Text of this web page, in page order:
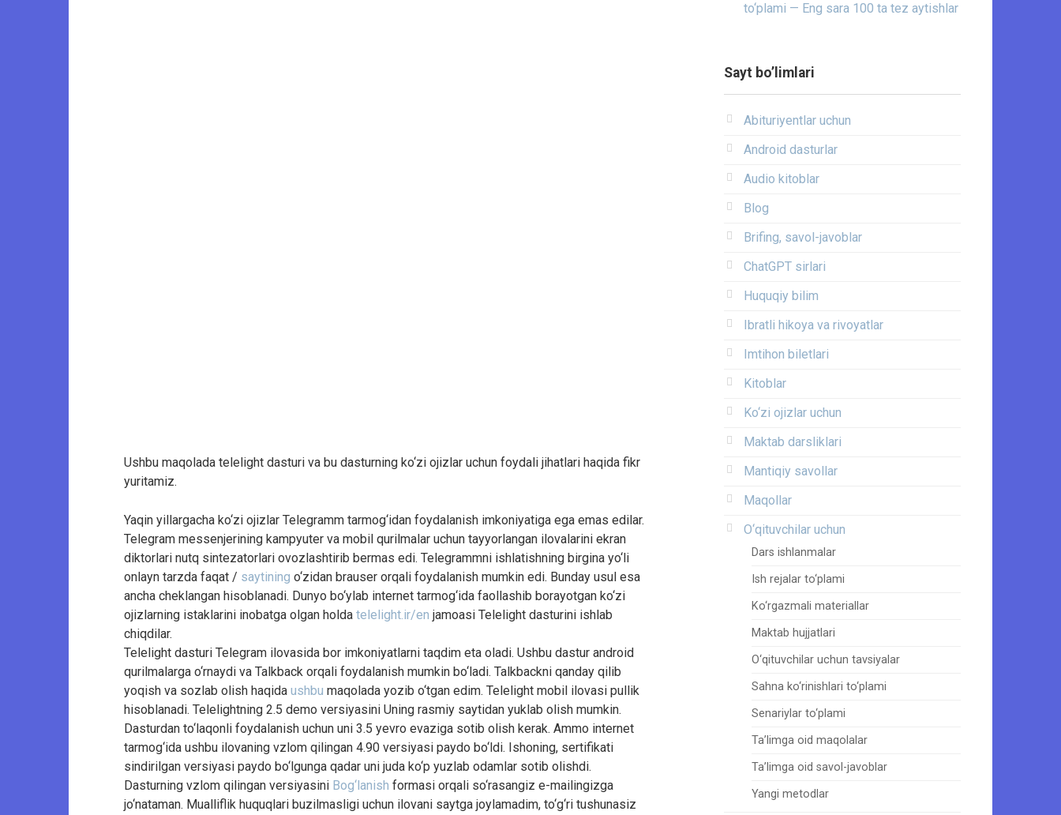
Ushbu maqolada telelight dasturi va bu dasturning ko‘zi ojizlar uchun foydali jihatlari haqida fikr
yuritamiz.
Yaqin yillargacha ko‘zi ojizlar Telegramm tarmog‘idan foydalanish imkoniyatiga ega emas edilar.
Telegram messenjerining kampyuter va mobil qurilmalar uchun tayyorlangan ilovalarini ekran
diktorlari nutq sintezatorlari ovozlashtirib bermas edi. Telegrammni ishlatishning birgina yo‘li
onlayn tarzda faqat / saytining o‘zidan brauser orqali foydalanish mumkin edi. Bunday usul esa
ancha cheklangan hisoblanadi. Dunyo bo‘ylab internet tarmog‘ida faollashib borayotgan ko‘zi
ojizlarning istaklarini inobatga olgan holda telelight.ir/en jamoasi Telelight dasturini ishlab
chiqdilar.
Telelight dasturi Telegram ilovasida bor imkoniyatlarni taqdim eta oladi. Ushbu dastur android
qurilmalarga o‘rnaydi va Talkback orqali foydalanish mumkin bo‘ladi. Talkbackni qanday qilib
yoqish va sozlab olish haqida ushbu maqolada yozib o‘tgan edim. Telelight mobil ilovasi pullik
hisoblanadi. Telelightning 2.5 demo versiyasini Uning rasmiy saytidan yuklab olish mumkin.
Dasturdan to‘laqonli foydalanish uchun uni 3.5 yevro evaziga sotib olish kerak. Ammo internet
tarmog‘ida ushbu ilovaning vzlom qilingan 4.90 versiyasi paydo bo‘ldi. Ishoning, sertifikati
sindirilgan versiyasi paydo bo‘lgunga qadar uni juda ko‘p yuzlab odamlar sotib olishdi.
Dasturning vzlom qilingan versiyasini Bog‘lanish formasi orqali so‘rasangiz e-mailingizga
jo‘nataman. Mualliflik huquqlari buzilmasligi uchun ilovani saytga joylamadim, to‘g‘ri tushunasiz
to‘plami — Eng sara 100 ta tez aytishlar
Sayt bo’limlari
Abituriyentlar uchun
Android dasturlar
Audio kitoblar
Blog
Brifing, savol-javoblar
ChatGPT sirlari
Huquqiy bilim
Ibratli hikoya va rivoyatlar
Imtihon biletlari
Kitoblar
Ko‘zi ojizlar uchun
Maktab darsliklari
Mantiqiy savollar
Maqollar
O‘qituvchilar uchun
Dars ishlanmalar
Ish rejalar to‘plami
Ko‘rgazmali materiallar
Maktab hujjatlari
O‘qituvchilar uchun tavsiyalar
Sahna ko‘rinishlari to‘plami
Senariylar to‘plami
Ta’limga oid maqolalar
Ta’limga oid savol-javoblar
Yangi metodlar